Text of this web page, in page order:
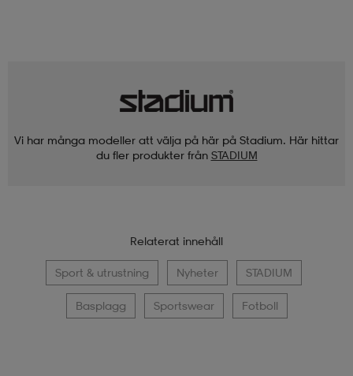
Vi har många modeller att välja på här på Stadium. Här hittar
du fler produkter från STADIUM
Relaterat innehåll
Sport & utrustning Nyheter STADIUM
Basplagg Sportswear Fotboll